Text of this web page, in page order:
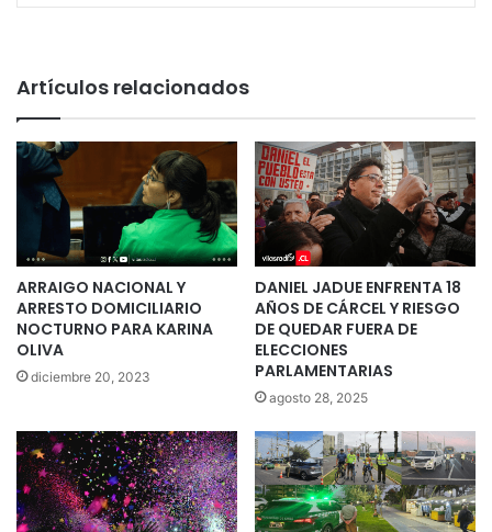
Artículos relacionados
ARRAIGO NACIONAL Y
ARRESTO DOMICILIARIO
NOCTURNO PARA KARINA
OLIVA
diciembre 20, 2023
DANIEL JADUE ENFRENTA 18
AÑOS DE CÁRCEL Y RIESGO
DE QUEDAR FUERA DE
ELECCIONES
PARLAMENTARIAS
agosto 28, 2025